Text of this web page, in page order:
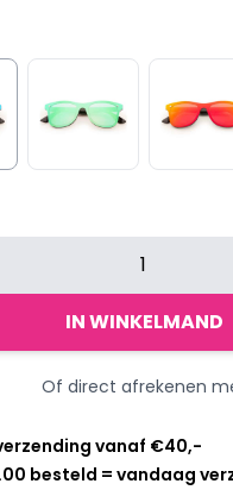
IN WINKELMAND
Of direct afrekenen
vanaf €40,-
besteld = vandaag